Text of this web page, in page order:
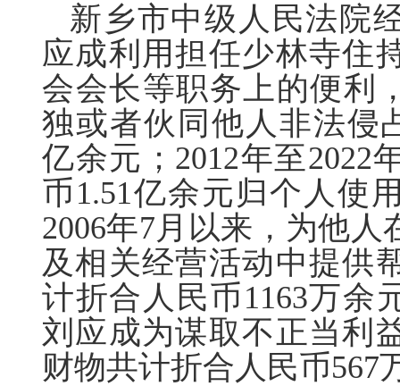
新乡市中级人民法院
应成利用担任少林寺住
会会长等职务上的便利
独或者伙同他人非法侵
亿余元；2012年至2022
币1.51亿余元归个人使
2006年7月以来，为他
及相关经营活动中提供
计折合人民币1163万余
刘应成为谋取不正当利
财物共计折合人民币567